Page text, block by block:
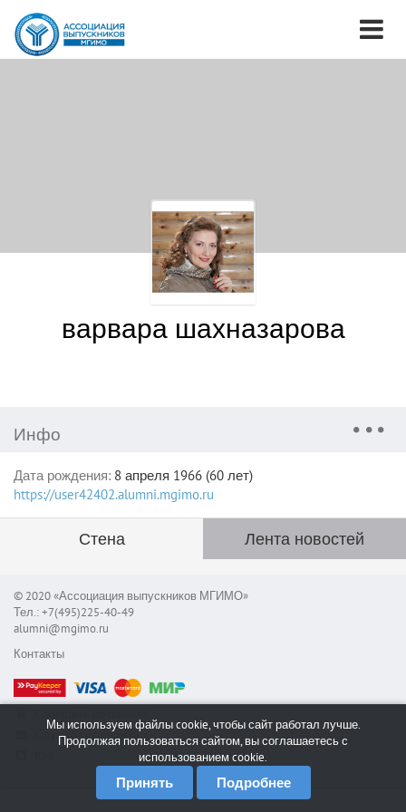
варвара шахназарова
Инфо
Дата рождения: 8 апреля 1966 (60 лет)
https://user42402.alumni.mgimo.ru
Стена Лента новостей
© 2020 «Ассоциация выпускников МГИМО»
Тел.: +7(495)225-40-49
alumni@mgimo.ru
Контакты
Служба поддержки
Мы используем файлы cookie, чтобы сайт работал лучше.
Продолжая пользоваться сайтом, вы соглашаетесь с
использованием cookie.
Принять Подробнее